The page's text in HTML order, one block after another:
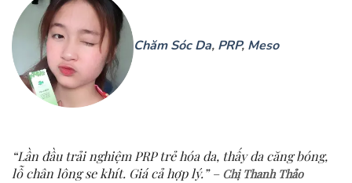
Chăm Sóc Da, PRP, Meso
“Lần đầu trải nghiệm PRP trẻ hóa da, thấy da căng bóng,
lỗ chân lông se khít. Giá cả hợp lý.” – Chị Thanh Thảo